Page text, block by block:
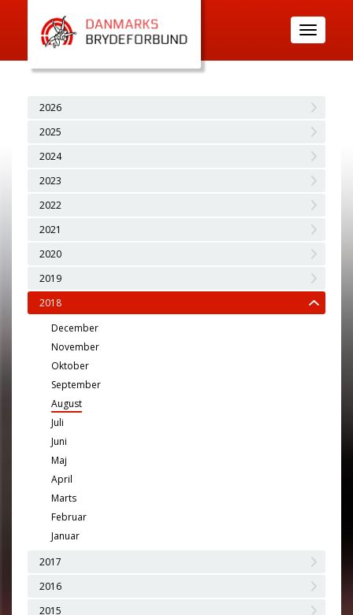
Toggle
navigation
2026
2025
2024
2023
2022
2021
2020
2019
2018
December
November
Oktober
September
August
Juli
Juni
Maj
April
Marts
Februar
Januar
2017
2016
2015